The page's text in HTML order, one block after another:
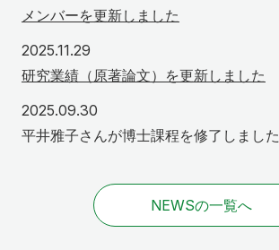
メンバーを更新しました
2025.11.29
研究業績（原著論文）を更新しました
2025.09.30
平井雅子さんが博士課程を修了しました
NEWSの一覧へ